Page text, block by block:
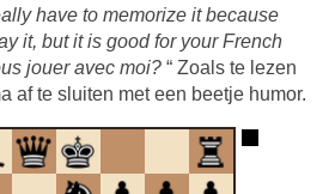
have to memorize it because
it, but it is good for your French
jouer avec moi? “ Zoals te lezen
af te sluiten met een beetje humor.